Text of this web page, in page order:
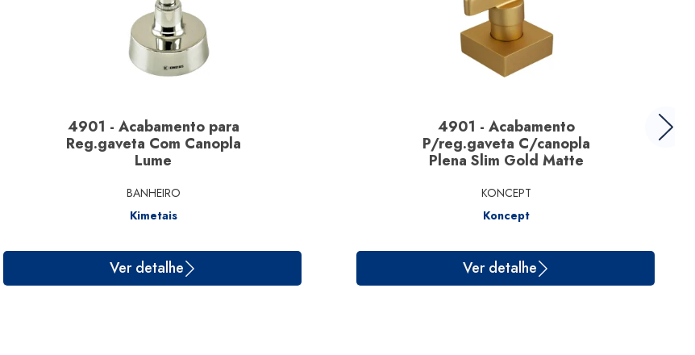
4901 - Acabamento para
Reg.gaveta Com Canopla
Lume
BANHEIRO
Kimetais
Ver detalhe
4901 - Acabamento
P/reg.gaveta C/canopla
Plena Slim Gold Matte
KONCEPT
Koncept
Ver detalhe